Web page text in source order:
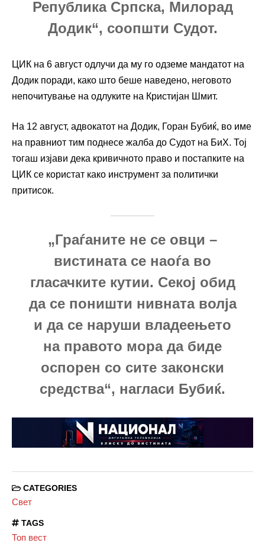
Република Српска, Милорад
Додик“, соопшти Судот.
ЦИК на 6 август одлучи да му го одземе мандатот на
Додик поради, како што беше наведено, неговото
непочитување на одлуките на Кристијан Шмит.
На 12 август, адвокатот на Додик, Горан Бубиќ, во име
на правниот тим поднесе жалба до Судот на БиХ. Тој
тогаш изјави дека кривичното право и постапките на
ЦИК се користат како инструмент за политички
притисок.
„Граѓаните не се овци –
вистината се наоѓа во
гласачките кутии. Секој обид
да се поништи нивната волја
и да се наруши владеењето
на правото мора да биде
оспорен со сите законски
средства“, нагласи Бубиќ.
CATEGORIES
Свет
TAGS
Топ вест